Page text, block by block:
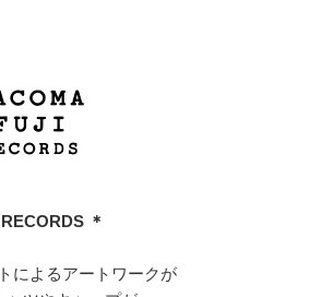
＊
によるアートワークが